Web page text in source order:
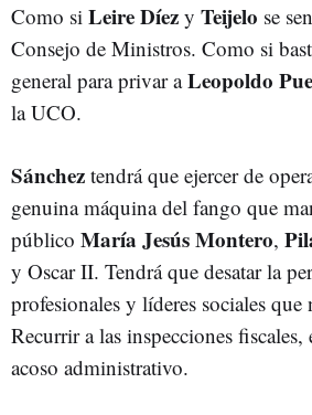
Como si Leire Díez y Teijelo se
Consejo de Ministros. Como si
general para privar aLeopoldo
la UCO.
Sánchez tendrá que ejercer de
genuina máquina del fango que
público María Jesús Montero,
y Oscar II. Tendrá que desatar la
profesionales y líderes sociales que
Recurrir a las inspecciones
acoso administrativo.